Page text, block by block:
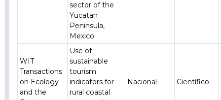
sector of the
Yucatan
Peninsula,
Mexico
WIT
Transactions
on Ecology
and the
Use of
sustainable
tourism
indicators for
rural coastal
Nacional Científico